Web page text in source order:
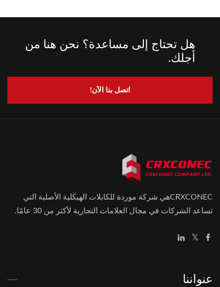
هل تحتاج إلى مساعدة؟ نحن هنا من
أجلك.
اتصل بنا الآن!
CRXCONECهي شركة موردة للكابلات الهيكلية الأصلية التي
تساعد الشركات في مجال العلامات التجارية لأكثر من 30 عامًا.
عنواننا